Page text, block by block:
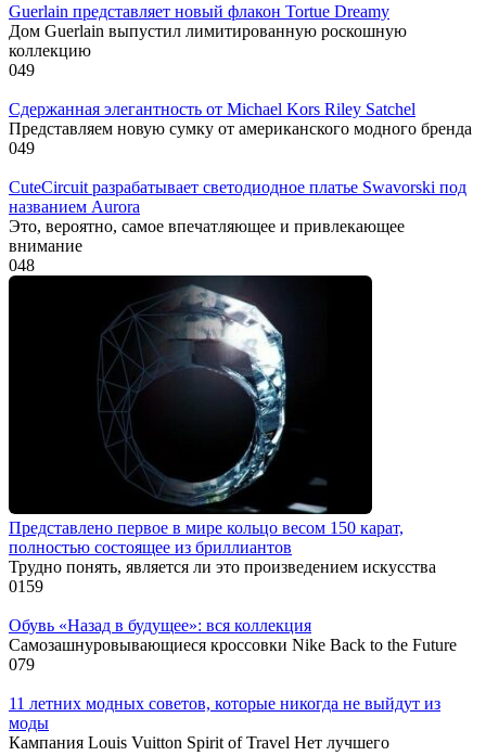
Guerlain представляет новый флакон Tortue Dreamy
Дом Guerlain выпустил лимитированную роскошную
коллекцию
049
Сдержанная элегантность от Michael Kors Riley Satchel
Представляем новую сумку от американского модного бренда
049
CuteCircuit разрабатывает светодиодное платье Swavorski под
названием Aurora
Это, вероятно, самое впечатляющее и привлекающее
внимание
048
Представлено первое в мире кольцо весом 150 карат,
полностью состоящее из бриллиантов
Трудно понять, является ли это произведением искусства
0159
Обувь «Назад в будущее»: вся коллекция
Самозашнуровывающиеся кроссовки Nike Back to the Future
079
11 летних модных советов, которые никогда не выйдут из
моды
Кампания Louis Vuitton Spirit of Travel Нет лучшего